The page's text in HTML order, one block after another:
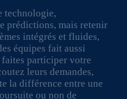
technologie,
prédictions, mais retenir
intégrés et fluides,
équipes fait aussi
participer votre
leurs demandes,
la différence entre une
ou non de